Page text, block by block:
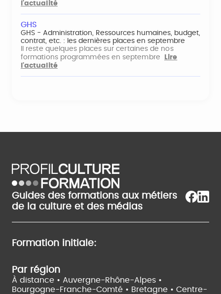
l'actualité
GHS
GHS - Administration, Ressources humaines, budget,
contrat, etc. : les dernières places en septembre
Il reste quelques places sur certaines de nos
formations programmées en septembre
Lire
l'actualité
Guides des formations aux métiers
de la culture et des médias
Formation initiale:
Par région
À distance • Auvergne-Rhône-Alpes •
Bourgogne-Franche-Comté • Bretagne • Centre-